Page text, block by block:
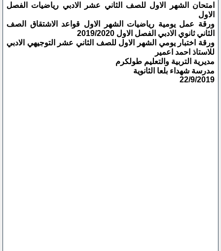
امتحان الشهر الاول للصف الثاني عشر الادبي رياضيات الفصل
الاول
ورقة عمل يومية رياضيات الشهر الاول قواعد الاشتقاق الصف
الثاني ثانوي الادبي الفصل الاول 2019/2020
ورقة اختبار يومي الشهر الاول للصف الثاني عشر التوجيهي الادبي
للاستاذ احمد اعمير
مديرية التربية والتعليم طولكرم
مدرسة شهداء بلعا الثانوية
22/9/2019